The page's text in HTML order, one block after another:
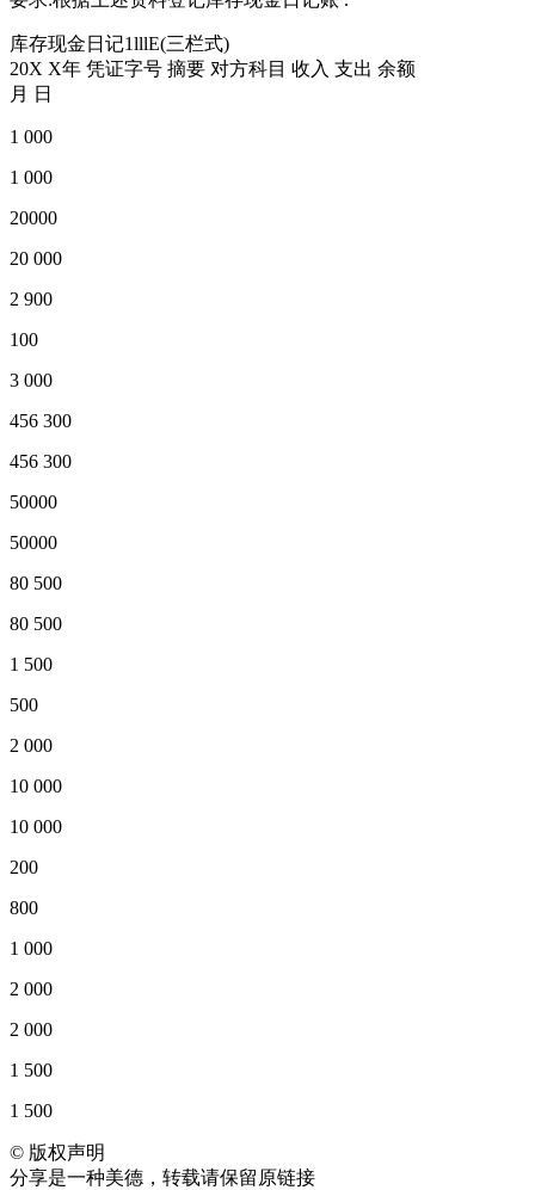
库存现金日记1lllE(三栏式)
20X X年 凭证字号 摘要 对方科目 收入 支出 余额
月 日
1 000
1 000
20000
20 000
2 900
100
3 000
456 300
456 300
50000
50000
80 500
80 500
1 500
500
2 000
10 000
10 000
200
800
1 000
2 000
2 000
1 500
1 500
© 版权声明
分享是一种美德，转载请保留原链接